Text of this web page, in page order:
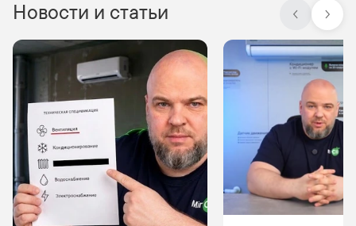
Новости и статьи